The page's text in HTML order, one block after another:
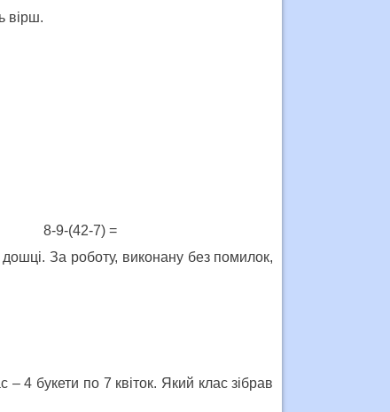
вірш.
8-9-(42-7) =
дошці. За роботу, виконану без помилок,
– 4 букети по 7 квіток. Який клас зібрав